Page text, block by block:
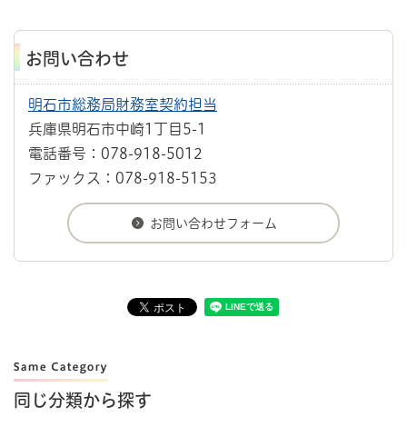
お問い合わせ
明石市総務局財務室契約担当
兵庫県明石市中崎1丁目5-1
電話番号：078-918-5012
ファックス：078-918-5153
同じ分類から探す